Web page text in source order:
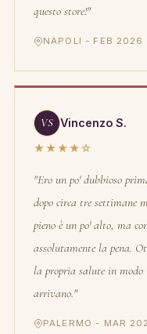
questo store!"
NAPOLI - FEB 2026
VS Vincenzo S.
★★★★☆
"Ero un po' dubbioso
dopo circa tre settimane
pieno è un po' alto, ma
assolutamente la pena.
la propria salute in
arrivano."
PALERMO - MAR